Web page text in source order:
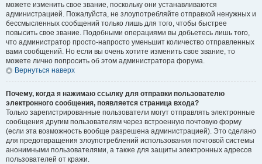
можете изменить свое звание, поскольку они устанавливаются
администрацией. Пожалуйста, не злоупотребляйте отправкой ненужных и
бессмысленных сообщений только лишь для того, чтобы быстрее
повысить свое звание. Подобными операциями вы добьетесь лишь того,
что администратор просто-напросто уменьшит количество отправленных
вами сообщений. Но если вы очень хотите изменить свое звание, то
можете лично попросить об этом администратора форума.
Вернуться наверх
Почему, когда я нажимаю ссылку для отправки пользователю
электронного сообщения, появляется страница входа?
Только зарегистрированные пользователи могут отправлять электронные
сообщения другим пользователям через встроенную почтовую форму
(если эта возможность вообще разрешена администрацией). Это сделано
для предотвращения злоупотреблений использования почтовой системы
анонимными пользователями, а также для защиты электронных адресов
пользователей от кражи.